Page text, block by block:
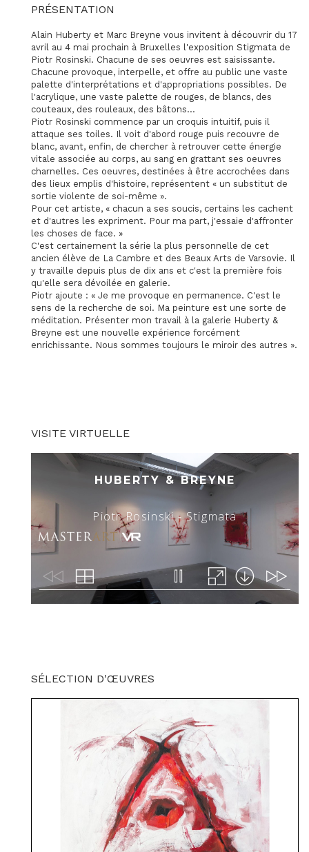
PRÉSENTATION
Alain Huberty et Marc Breyne vous invitent à découvrir du 17
avril au 4 mai prochain à Bruxelles l'exposition Stigmata de
Piotr Rosinski. Chacune de ses oeuvres est saisissante.
Chacune provoque, interpelle, et offre au public une vaste
palette d'interprétations et d'appropriations possibles. De
l'acrylique, une vaste palette de rouges, de blancs, des
couteaux, des rouleaux, des bâtons...
Piotr Rosinski commence par un croquis intuitif, puis il
attaque ses toiles. Il voit d'abord rouge puis recouvre de
blanc, avant, enfin, de chercher à retrouver cette énergie
vitale associée au corps, au sang en grattant ses oeuvres
charnelles. Ces oeuvres, destinées à être accrochées dans
des lieux emplis d'histoire, représentent « un substitut de
sortie violente de soi-même ».
Pour cet artiste, « chacun a ses soucis, certains les cachent
et d'autres les expriment. Pour ma part, j'essaie d'affronter
les choses de face. »
C'est certainement la série la plus personnelle de cet
ancien élève de La Cambre et des Beaux Arts de Varsovie. Il
y travaille depuis plus de dix ans et c'est la première fois
qu'elle sera dévoilée en galerie.
Piotr ajoute : « Je me provoque en permanence. C'est le
sens de la recherche de soi. Ma peinture est une sorte de
méditation. Présenter mon travail à la galerie Huberty &
Breyne est une nouvelle expérience forcément
enrichissante. Nous sommes toujours le miroir des autres ».
VISITE VIRTUELLE
SÉLECTION D'ŒUVRES